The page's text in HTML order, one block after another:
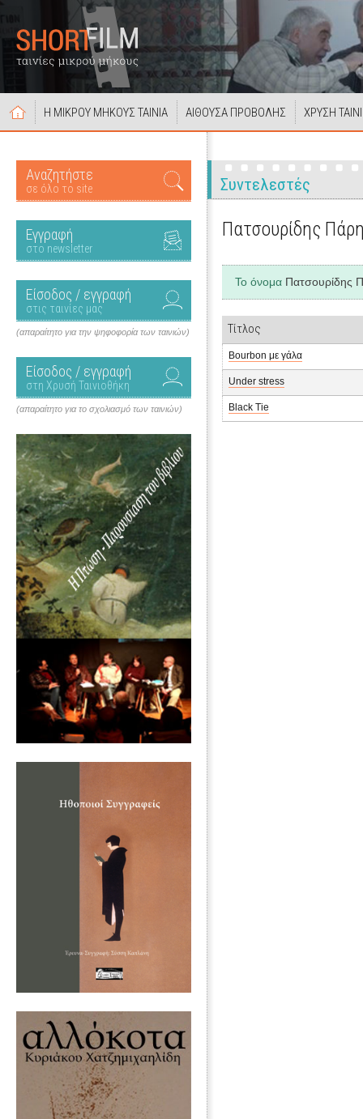
Η ΜΙΚΡΟΥ ΜΗΚΟΥΣ ΤΑΙΝΙΑ ΑΙΘΟΥΣΑ ΠΡΟΒΟΛΗΣ ΧΡΥΣΗ
Αναζητήστε
σε όλο το site
Εγγραφή
στο newsletter
Είσοδος / εγγραφή
στις ταινίες μας
(απαραίτητο για την ψηφοφορία των ταινιών)
Είσοδος / εγγραφή
στη Χρυσή Ταινιοθήκη
(απαραίτητο για το σχολιασμό των ταινιών)
Συντελεστές
Πατσουρίδης
Το όνομα Πατσουρίδης
Τίτλος
Bourbon με γάλα
Under stress
Black Tie